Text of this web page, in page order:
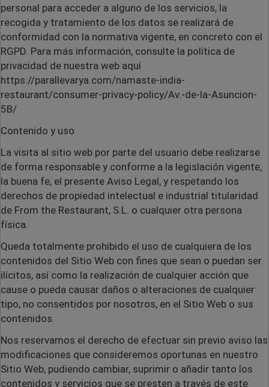
personal para acceder a alguno de los servicios, la
recogida y tratamiento de los datos se realizará de
conformidad con la normativa vigente, en concreto con el
RGPD. Para más información, consulte la política de
privacidad de nuestra web aquí
https://parallevarya.com/namaste-india-
restaurant/consumer-privacy-policy/Av.-de-la-Asuncion-
5B/
Contenido y uso
La visita al sitio web por parte del usuario debe realizarse
de forma responsable y conforme a la legislación vigente,
la buena fe, el presente Aviso Legal, y respetando los
derechos de propiedad intelectual e industrial titularidad
de From the Restaurant, S.L. o cualquier otra persona
física.
Queda totalmente prohibido el uso de cualquiera de los
contenidos del Sitio Web con fines que sean o puedan ser
ilícitos, así como la realización de cualquier acción que
cause o pueda causar daños o alteraciones de cualquier
tipo, no consentidos por nosotros, en el Sitio Web o sus
contenidos.
Nos reservamos el derecho de efectuar sin previo aviso las
modificaciones que consideremos oportunas en nuestro
Sitio Web, pudiendo cambiar, suprimir o añadir tanto los
contenidos y servicios que se presten a través de este